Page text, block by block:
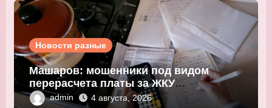
Новости разные
Машаров: мошенники под видом
перерасчета платы за ЖКУ
выманивают персональные данные
admin 4 августа, 2026